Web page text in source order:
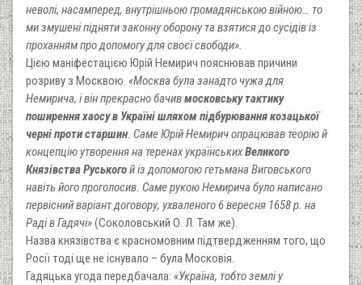
неволі, насамперед, внутрішньою громадянською війною… то
ми змушені підняти законну оборону та взятися до сусідів із
проханням про допомогу для своєї свободи».
Цією маніфестацією Юрій Немирич пояснював причини
розриву з Москвою. «Москва була занадто чужа для
Немирича, і він прекрасно бачивмосковську тактику
поширення хаосу в Україні шляхом підбурювання козацької
черні проти старшин. Саме Юрій Немирич опрацював теорію й
концепцію утворення на теренах українськихВеликого
Князівства Руськогой із допомогою гетьмана Виговського
навіть його проголосив. Саме рукою Немирича було написано
первісний варіант договору, ухваленого 6 вересня 1658 р. на
Раді в Гадячі»(Соколовський О. Л. Там же).
Назва князівства є красномовним підтвердженням того, що
Росії тоді ще не існувало – була Московія.
Гадяцька угода передбачала: «Україна, тобто землі у